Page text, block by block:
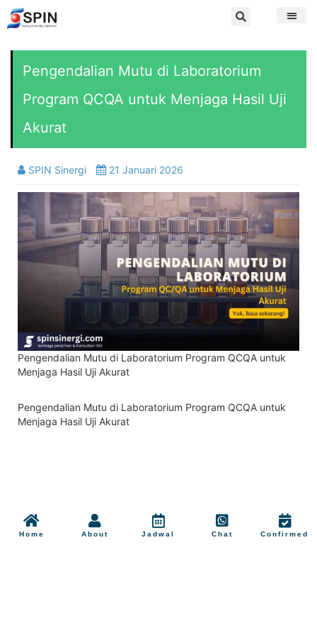
Pengendalian Mutu di Laboratorium
Program QCQA untuk Menjaga Hasil Uji
Akurat
SPIN Sinergi 21 Januari 2026
Pengendalian Mutu di Laboratorium Program QCQA untuk
Menjaga Hasil Uji Akurat
Pengendalian Mutu di Laboratorium Program QCQA untuk
Menjaga Hasil Uji Akurat
Home About Jadwal Chat Confirmed